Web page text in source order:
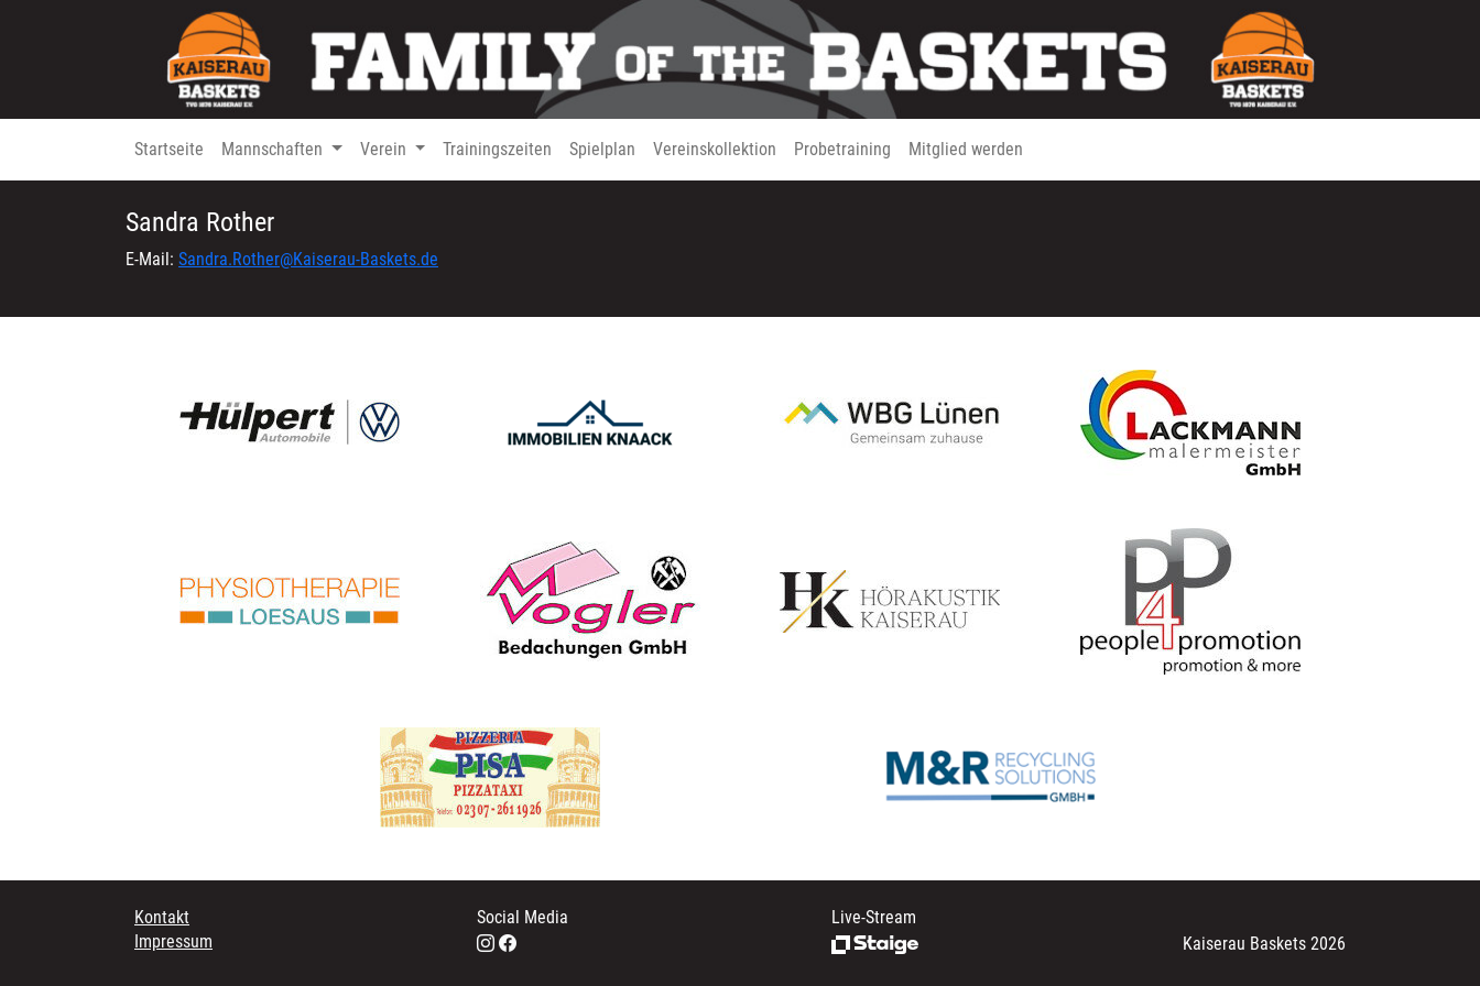
Startseite Mannschaften Verein Trainingszeiten Spielplan Vereinskollektion Probetraining Mitglied werden
Sandra Rother
E-Mail: Sandra.Rother@Kaiserau-Baskets.de
Kontakt
Impressum
Social Media
Live-Stream
Kaiserau Baskets 2026